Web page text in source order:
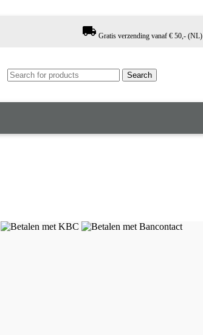
local_shipping Gratis verzending vanaf € 50,- (NL)
Search